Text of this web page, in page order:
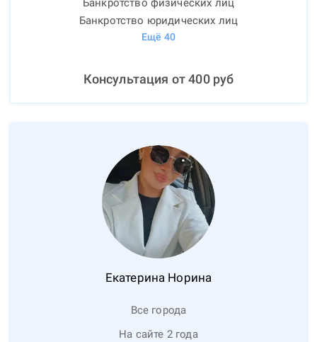
Банкротство физических лиц
Банкротство юридических лиц
Ещё 40
Консультация от400руб
Екатерина Норина
Все города
На сайте 2 года